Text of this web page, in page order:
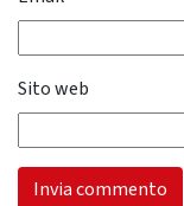
Sito web